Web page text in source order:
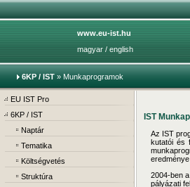
www.eu-ist.hu
magyar / english
6KP / IST » Munkaprogramok
EU IST Pro
6KP / IST
Naptár
Tematika
Költségvetés
Struktúra
IST
Az IST
kutatói és
2004-ben
pályázati